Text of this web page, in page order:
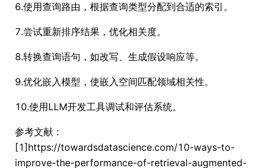
6.使用查询路由，根据查询类型分配到合适的索引。
7.尝试重新排序结果，优化相关度。
8.转换查询语句，如改写、生成假设响应等。
9.优化嵌入模型，使嵌入空间匹配领域相关性。
10.使用LLM开发工具调试和评估系统。
参考文献：
[1]https://towardsdatascience.com/10-ways-to-
improve-the-performance-of-retrieval-augmented-